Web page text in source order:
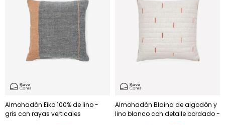
Almohadón Eiko 100% de lino -
gris con rayas verticales
Almohadón Blaina de algodón y
lino blanco con detalle bordado -